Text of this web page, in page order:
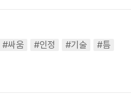
#싸움 #인정 #기술
#틈